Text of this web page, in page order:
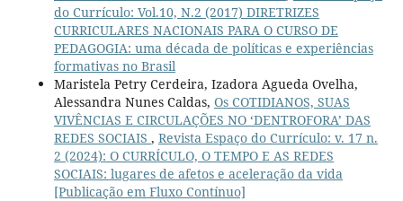
do Currículo: Vol.10, N.2 (2017) DIRETRIZES
CURRICULARES NACIONAIS PARA O CURSO DE
PEDAGOGIA: uma década de políticas e experiências
formativas no Brasil
Maristela Petry Cerdeira, Izadora Agueda Ovelha,
Alessandra Nunes Caldas, Os COTIDIANOS, SUAS
VIVÊNCIAS E CIRCULAÇÕES NO ‘DENTROFORA’ DAS
REDES SOCIAIS , Revista Espaço do Currículo: v. 17 n.
2 (2024): O CURRÍCULO, O TEMPO E AS REDES
SOCIAIS: lugares de afetos e aceleração da vida
[Publicação em Fluxo Contínuo]